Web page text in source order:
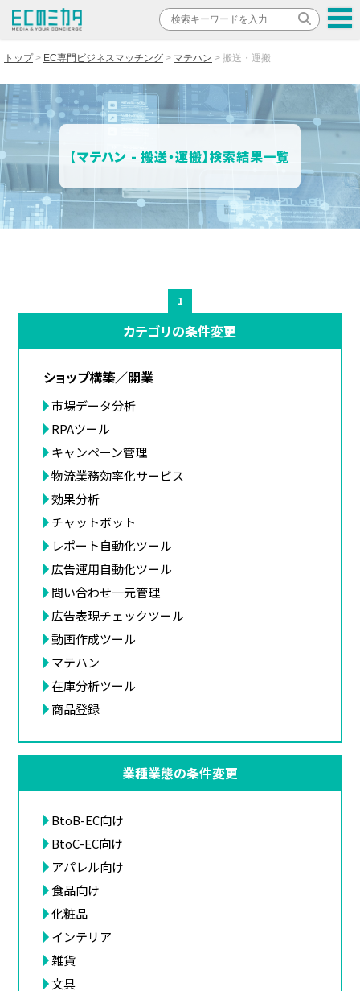
トップ EC専門ビジネスマッチング マテハン 搬送・運搬
【マテハン - 搬送・運搬】検索結果一覧
1
カテゴリの条件変更
ショップ構築／開業
市場データ分析
RPAツール
キャンペーン管理
物流業務効率化サービス
効果分析
チャットボット
レポート自動化ツール
広告運用自動化ツール
問い合わせ一元管理
広告表現チェックツール
動画作成ツール
マテハン
在庫分析ツール
商品登録
業種業態の条件変更
BtoB-EC向け
BtoC-EC向け
アパレル向け
食品向け
化粧品
インテリア
雑貨
文具